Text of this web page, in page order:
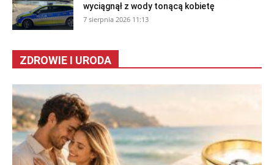
wyciągnął z wody tonącą kobietę
7 sierpnia 2026 11:13
ZDROWIE I URODA